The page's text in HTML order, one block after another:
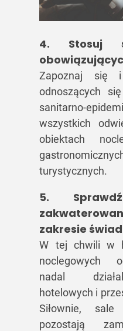
4. Stosuj
Zapoznaj się
odnoszących
sanitarno-
wszystkich
obiektach
turystycznych.
5.
zakresie
W tej chwili w
noclegowych
nadal
hotelowych i
Siłownie,
pozostają